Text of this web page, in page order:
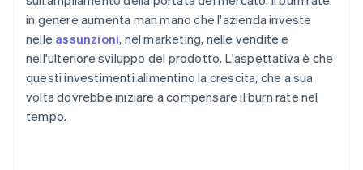
in genere aumenta man mano che l'azienda investe
nelle assunzioni, nel marketing, nelle vendite e
nell'ulteriore sviluppo del prodotto. L'aspettativa è che
questi investimenti alimentino la crescita, che a sua
volta dovrebbe iniziare a compensare il burn rate nel
tempo.